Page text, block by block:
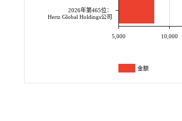
2026年第465位：
Hertz Global Holdings公司
5,000 10,000
金额